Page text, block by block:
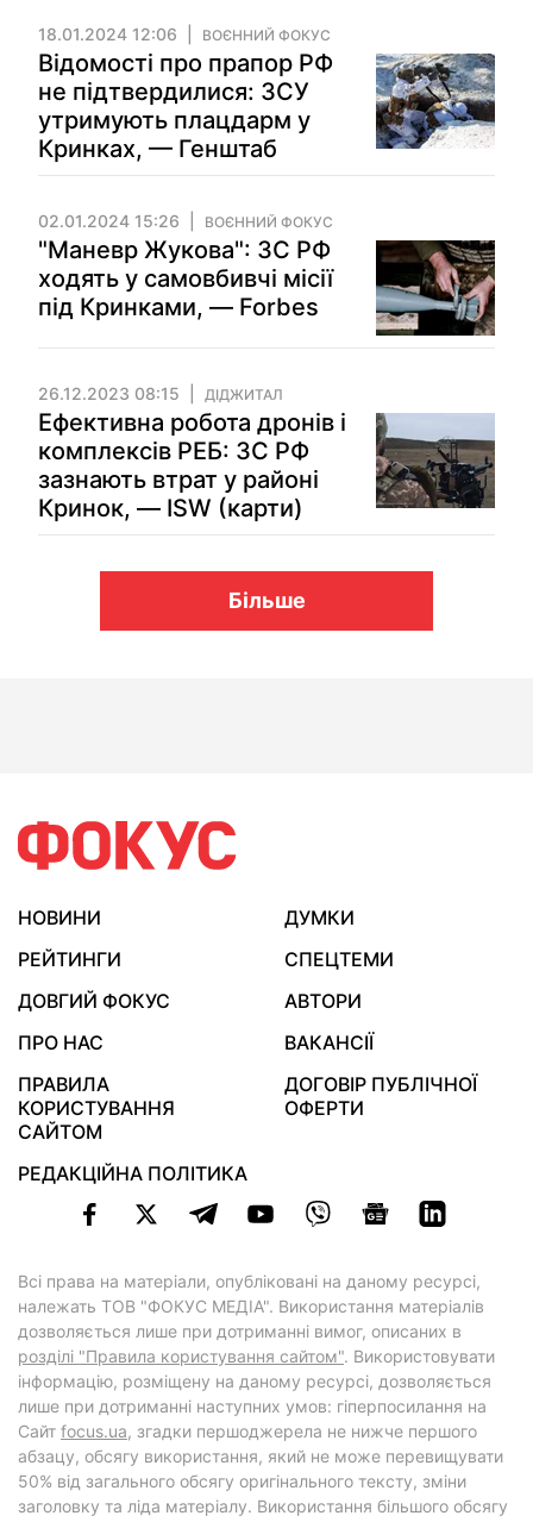
18.01.2024 12:06 ВОЄННИЙ ФОКУС
Відомості про прапор РФ
не підтвердилися: ЗСУ
утримують плацдарм у
Кринках, — Генштаб
02.01.2024 15:26 ВОЄННИЙ ФОКУС
"Маневр Жукова": ЗС РФ
ходять у самовбивчі місії
під Кринками, — Forbes
26.12.2023 08:15 ДІДЖИТАЛ
Ефективна робота дронів і
комплексів РЕБ: ЗС РФ
зазнають втрат у районі
Кринок, — ISW (карти)
Більше
НОВИНИ
ДУМКИ
РЕЙТИНГИ
СПЕЦТЕМИ
ДОВГИЙ ФОКУС
АВТОРИ
ПРО НАС
ВАКАНСІЇ
ПРАВИЛА
КОРИСТУВАННЯ
САЙТОМ
ДОГОВІР ПУБЛІЧНОЇ
ОФЕРТИ
РЕДАКЦІЙНА ПОЛІТИКА
Всі права на матеріали, опубліковані на даному ресурсі,
належать ТОВ "ФОКУС МЕДІА". Використання матеріалів
дозволяється лише при дотриманні вимог, описаних в
розділі "Правила користування сайтом". Використовувати
інформацію, розміщену на даному ресурсі, дозволяється
лише при дотриманні наступних умов: гіперпосилання на
Cайт focus.ua, згадки першоджерела не нижче першого
абзацу, обсягу використання, який не може перевищувати
50% від загального обсягу оригінального тексту, зміни
заголовку та ліда матеріалу. Використання більшого обсягу